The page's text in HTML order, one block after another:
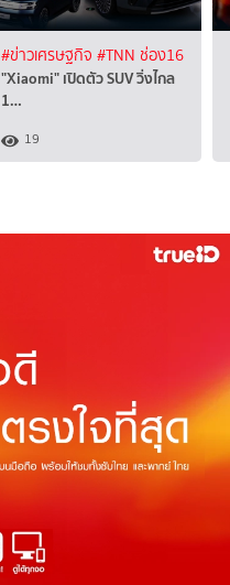
#ข่าวเศรษฐกิจ #TNN ช่อง16
"Xiaomi" เปิดตัว SUV วิ่งไกล
1…
19